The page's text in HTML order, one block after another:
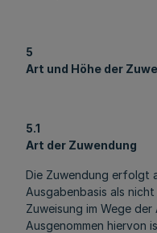
5
Art und Höhe der
5.1
Art der Zuwendung
Die Zuwendung erfolgt
Ausgabenbasis als
Zuweisung im Wege
Ausgenommen hiervon